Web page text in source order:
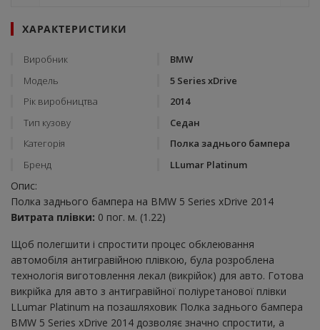
ХАРАКТЕРИСТИКИ
Виробник
BMW
Модель
5 Series xDrive
Рік виробництва
2014
Тип кузову
Седан
Категорія
Полка заднього бампера
Бренд
LLumar Platinum
Опис:
Полка заднього бампера на BMW 5 Series xDrive 2014
Витрата плівки: 0 пог. м. (1.22)
Щоб полегшити і спростити процес обклеювання
автомобіля антигравійною плівкою, була розроблена
технологія виготовлення лекал (викрійок) для авто. Готова
викрійка для авто з антигравійної поліуретанової плівки
LLumar Platinum на позашляховик Полка заднього бампера
BMW 5 Series xDrive 2014 дозволяє значно спростити, а